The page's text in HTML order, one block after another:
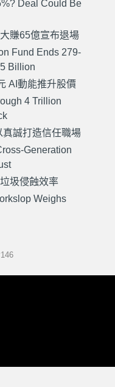
Deal Could Be
賺65億宣布退場
Fund Ends 279-
Billion
AI動能推升股價
4 Trillion
誠打造信任職場
Generation
圾侵蝕效率
Weighs